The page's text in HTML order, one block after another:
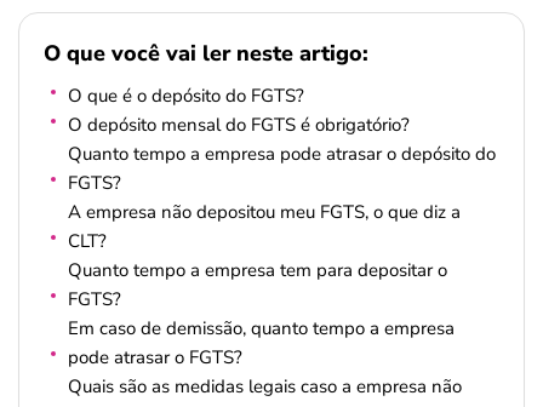
O que você vai ler neste artigo:
O que é o depósito do FGTS?
O depósito mensal do FGTS é obrigatório?
Quanto tempo a empresa pode atrasar o depósito do
FGTS?
A empresa não depositou meu FGTS, o que diz a
CLT?
Quanto tempo a empresa tem para depositar o
FGTS?
Em caso de demissão, quanto tempo a empresa
pode atrasar o FGTS?
Quais são as medidas legais caso a empresa não